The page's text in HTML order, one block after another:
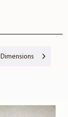
Dimensions